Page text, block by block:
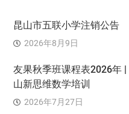
昆山市五联小学注销公告
2026年8月9日
友果秋季班课程表2026年
山新思维数学培训
2026年7月27日